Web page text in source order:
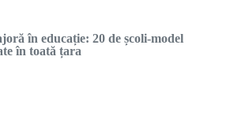
în educație: 20 de școli-model
în toată țara